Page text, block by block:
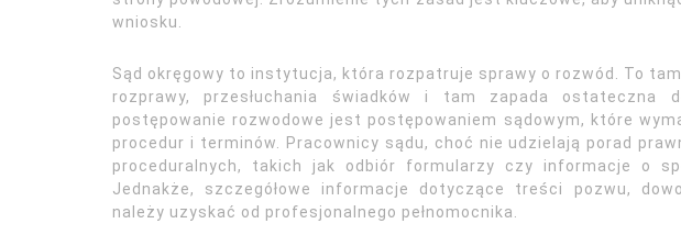
wniosku.
Sąd okręgowy to instytucja, która rozpatruje sprawy o rozwód. To
rozprawy, przesłuchania świadków i tam zapada ostateczna
postępowanie rozwodowe jest postępowaniem sądowym, które
procedur i terminów. Pracownicy sądu, choć nie udzielają porad
proceduralnych, takich jak odbiór formularzy czy informacje o
Jednakże, szczegółowe informacje dotyczące treści pozwu,
należy uzyskać od profesjonalnego pełnomocnika.